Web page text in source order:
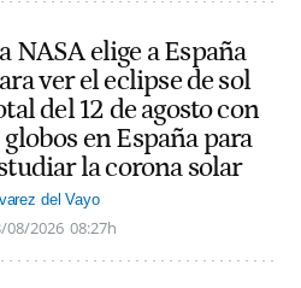
NASA elige a España
ver el eclipse de sol
del 12 de agosto con
globos en España para
la corona solar
del Vayo
08/2026 08:27h